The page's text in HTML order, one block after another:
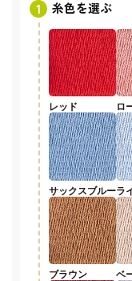
糸色を選ぶ
レッド ロ
サックスブルーラ
ブラウン ベ